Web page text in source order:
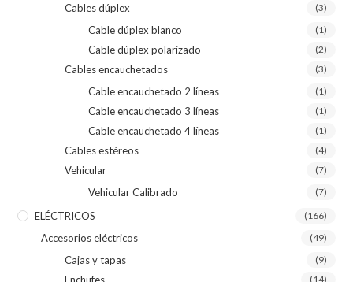
Cables dúplex (3)
Cable dúplex blanco (1)
Cable dúplex polarizado (2)
Cables encauchetados (3)
Cable encauchetado 2 líneas (1)
Cable encauchetado 3 líneas (1)
Cable encauchetado 4 líneas (1)
Cables estéreos (4)
Vehicular (7)
Vehicular Calibrado (7)
ELÉCTRICOS (166)
Accesorios eléctricos (49)
Cajas y tapas (9)
Enchufes (14)